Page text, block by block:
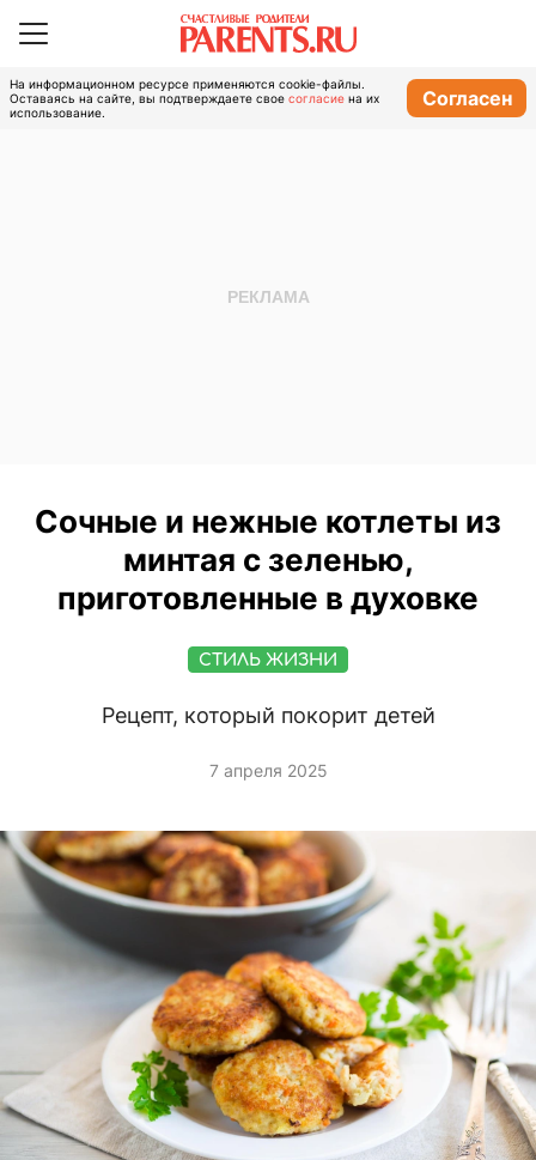
На информационном ресурсе применяются cookie-файлы.
Оставаясь на сайте, вы подтверждаете свое согласие на их
использование.
Согласен
Сочные и нежные котлеты из
минтая с зеленью,
приготовленные в духовке
СТИЛЬ ЖИЗНИ
Рецепт, который покорит детей
7 апреля 2025